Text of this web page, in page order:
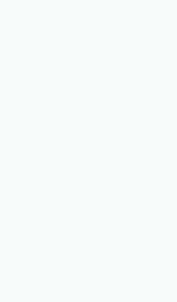
vollzieht sich in
mit dem sozio-
Umfeld. Vor hundert Jahren
Einzug in die Betriebe
galt der
Arbeitskräfte wurden in
eingetaktet und waren
qualifiziert. Heute geht es
Künstlicher Intelligenz
Entscheidungssysteme
Leistungserstellung
Fachkräftebedarf. Wie
zum
Wandel erklären und